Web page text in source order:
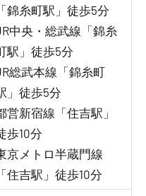
「錦糸町駅」徒歩5分
中央・総武線「錦糸
駅」徒歩5分
総武本線「錦糸町
」徒歩5分
営新宿線「住吉駅」
歩10分
京メトロ半蔵門線
「住吉駅」徒歩10分